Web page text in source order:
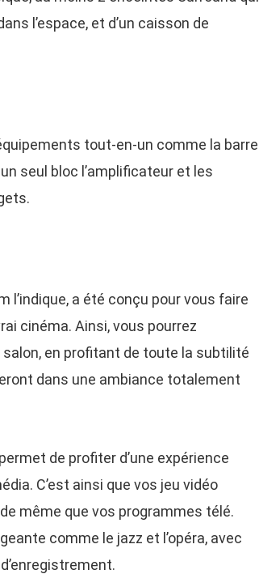
l’espace, et d’un caisson de
tout-en-un comme la barre
seul bloc l’amplificateur et les
l’indique, a été conçu pour vous faire
cinéma. Ainsi, vous pourrez
en profitant de toute la subtilité
dans une ambiance totalement
de profiter d’une expérience
C’est ainsi que vos jeu vidéo
même que vos programmes télé.
comme le jazz et l’opéra, avec